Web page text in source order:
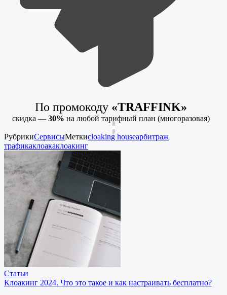
По промокоду «TRAFFINK»
скидка — 30% на любой тарифный план (многоразовая)
РубрикиСервисыМеткиcloaking houseарбитраж
трафикаклоакаклоакинг
Статьи
Клоакинг 2024. Что это такое и как настраивать бесплатно?